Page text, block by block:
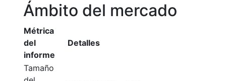
Ámbito del mercado
Métrica
del
informe
Detalles
Tamaño